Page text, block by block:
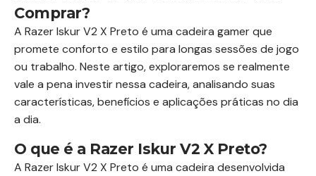
Comprar?
A Razer Iskur V2 X Preto é uma cadeira gamer que
promete conforto e estilo para longas sessões de jogo
ou trabalho. Neste artigo, exploraremos se realmente
vale a pena investir nessa cadeira, analisando suas
características, benefícios e aplicações práticas no dia
a dia.
O que é a Razer Iskur V2 X Preto?
A Razer Iskur V2 X Preto é uma cadeira desenvolvida